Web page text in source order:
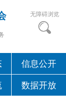
无障碍浏览
信息公开
数据开放